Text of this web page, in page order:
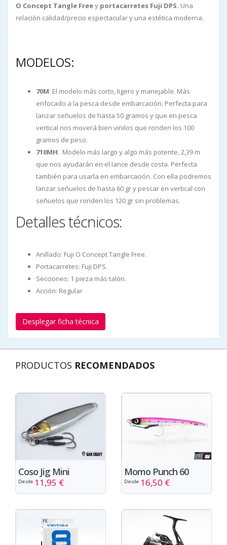
O Concept Tangle Freey portacarretes Fuji DPS. Una
relación calidad/precio espectacular y una estética moderna.
MODELOS:
70M: El modelo más corto, ligero y manejable. Más
enfocado a la pesca desde embarcación. Perfecta para
lanzar señuelos de hasta 50 gramos y que en pesca
vertical nos moverá bien vinilos que ronden los 100
gramos de peso.
710MH: Modelo más largo y algo más potente, 2,39 m
que nos ayudarán en el lance desde costa. Perfecta
también para usarla en embarcación. Con ella podremos
lanzar señuelos de hasta 60 gr y pescar en vertical con
señuelos que ronden los 120 gr sin problemas.
Detalles técnicos:
Anillado: Fuji O Concept Tangle Free.
Portacarretes: Fuji DPS.
Secciones: 1 pieza más talón.
Acción: Regular
Desplegar ficha técnica
PRODUCTOS RECOMENDADOS
Coso Jig Mini
Desde 11,95 €
Momo Punch 60
Desde 16,50 €